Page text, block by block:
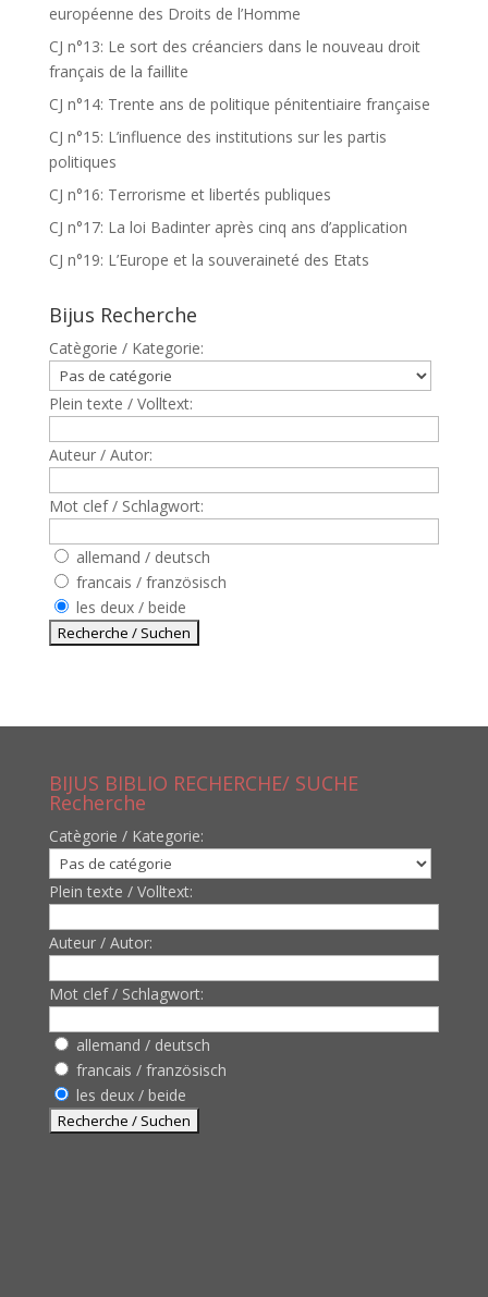
européenne des Droits de l’Homme
CJ n°13: Le sort des créanciers dans le nouveau droit
français de la faillite
CJ n°14: Trente ans de politique pénitentiaire française
CJ n°15: L’influence des institutions sur les partis
politiques
CJ n°16: Terrorisme et libertés publiques
CJ n°17: La loi Badinter après cinq ans d’application
CJ n°19: L’Europe et la souveraineté des Etats
Bijus Recherche
Catègorie / Kategorie:
Plein texte / Volltext:
Auteur / Autor:
Mot clef / Schlagwort:
allemand / deutsch
francais / französisch
les deux / beide
BIJUS BIBLIO RECHERCHE/ SUCHE
Recherche
Catègorie / Kategorie:
Plein texte / Volltext:
Auteur / Autor:
Mot clef / Schlagwort:
allemand / deutsch
francais / französisch
les deux / beide